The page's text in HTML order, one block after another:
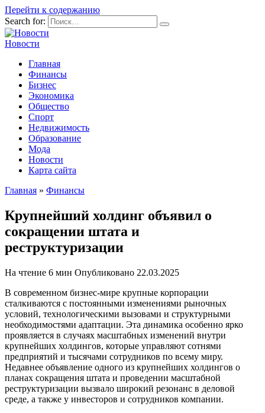
Перейти к содержанию
Search for:
Новости
Главная
Финансы
Бизнес
Экономика
Общество
Спорт
Недвижимость
Образование
Мода
Новости
Карта сайта
Главная » Финансы
Крупнейший холдинг объявил о
сокращении штата и
реструктуризации
На чтение 6 мин Опубликовано 22.03.2025
В современном бизнес-мире крупные корпорации
сталкиваются с постоянными изменениями рыночных
условий, технологическими вызовами и структурными
необходимостями адаптации. Эта динамика особенно ярко
проявляется в случаях масштабных изменений внутри
крупнейших холдингов, которые управляют сотнями
предприятий и тысячами сотрудников по всему миру.
Недавнее объявление одного из крупнейших холдингов о
планах сокращения штата и проведении масштабной
реструктуризации вызвало широкий резонанс в деловой
среде, а также у инвесторов и сотрудников компании.